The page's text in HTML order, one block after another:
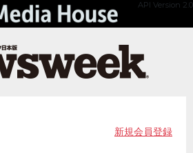
API Version 2.0
新規会員登録